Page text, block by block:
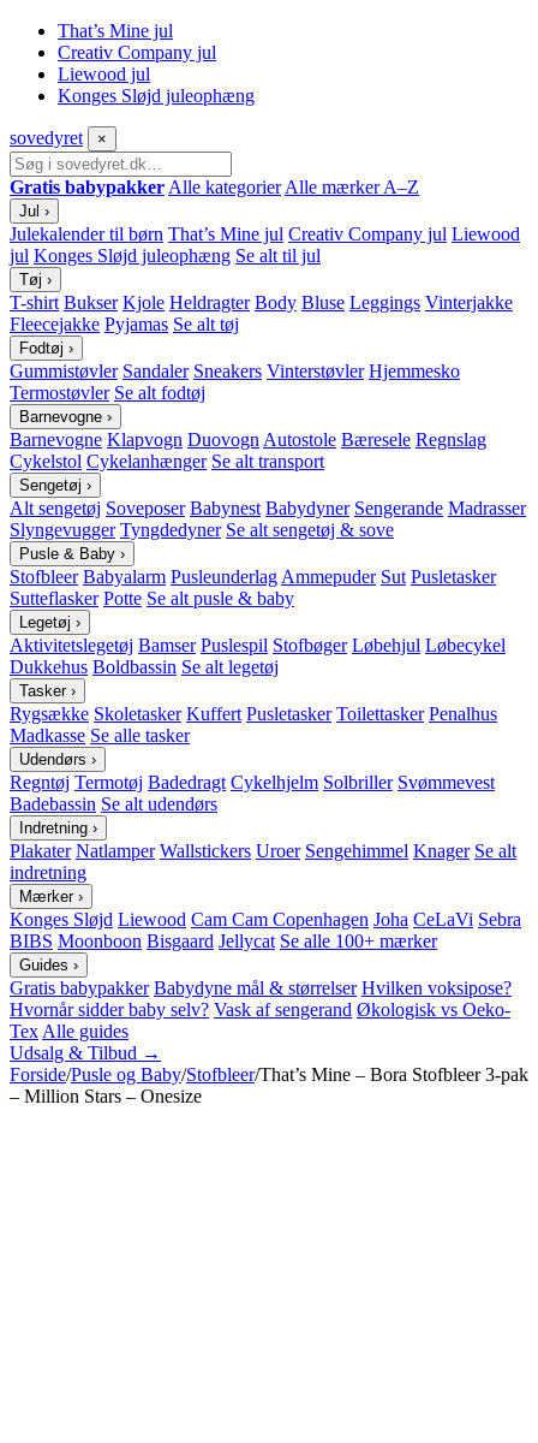
That’s Mine jul
Creativ Company jul
Liewood jul
Konges Sløjd juleophæng
sovedyret ×
Gratis babypakker Alle kategorier Alle mærker A–Z
Jul ›
Julekalender til børn That’s Mine jul Creativ Company jul Liewood
jul Konges Sløjd juleophæng Se alt til jul
Tøj ›
T-shirt Bukser Kjole Heldragter Body Bluse Leggings Vinterjakke
Fleecejakke Pyjamas Se alt tøj
Fodtøj ›
Gummistøvler Sandaler Sneakers Vinterstøvler Hjemmesko
Termostøvler Se alt fodtøj
Barnevogne ›
Barnevogne Klapvogn Duovogn Autostole Bæresele Regnslag
Cykelstol Cykelanhænger Se alt transport
Sengetøj ›
Alt sengetøj Soveposer Babynest Babydyner Sengerande Madrasser
Slyngevugger Tyngdedyner Se alt sengetøj & sove
Pusle & Baby ›
Stofbleer Babyalarm Pusleunderlag Ammepuder Sut Pusletasker
Sutteflasker Potte Se alt pusle & baby
Legetøj ›
Aktivitetslegetøj Bamser Puslespil Stofbøger Løbehjul Løbecykel
Dukkehus Boldbassin Se alt legetøj
Tasker ›
Rygsække Skoletasker Kuffert Pusletasker Toilettasker Penalhus
Madkasse Se alle tasker
Udendørs ›
Regntøj Termotøj Badedragt Cykelhjelm Solbriller Svømmevest
Badebassin Se alt udendørs
Indretning ›
Plakater Natlamper Wallstickers Uroer Sengehimmel Knager Se alt
indretning
Mærker ›
Konges Sløjd Liewood Cam Cam Copenhagen Joha CeLaVi Sebra
BIBS Moonboon Bisgaard Jellycat Se alle 100+ mærker
Guides ›
Gratis babypakker Babydyne mål & størrelser Hvilken voksipose?
Hvornår sidder baby selv? Vask af sengerand Økologisk vs Oeko-
Tex Alle guides
Udsalg & Tilbud →
Forside/Pusle og Baby/Stofbleer/That’s Mine – Bora Stofbleer 3-pak
– Million Stars – Onesize